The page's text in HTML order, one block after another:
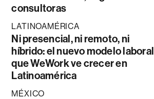
consultoras
LATINOAMÉRICA
Ni presencial, ni remoto, ni
híbrido: el nuevo modelo laboral
que WeWork ve crecer en
Latinoamérica
MÉXICO